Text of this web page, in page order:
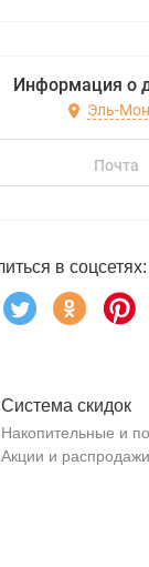
Информация о
Эль-
Почта
в соцсетях:
Система скидок
Накопительные и
Акции и распродажи